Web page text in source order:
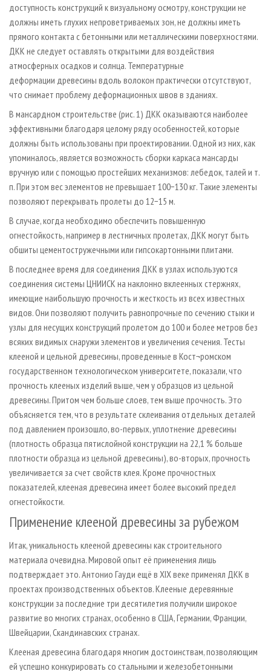
доступность конструкций к визуальному осмотру, конструкции не
должны иметь глухих непроветриваемых зон, не должны иметь
прямого контакта с бетонными или металлическими поверхностями.
ДКК не следует оставлять открытыми для воздействия
атмосферных осадков и солнца. Температурные
деформации древесины вдоль волокон практически отсутствуют,
что снимает проблему деформационных швов в зданиях.
В мансардном строительстве (рис. 1) ДКК оказываются наиболее
эффективными благодаря целому ряду особенностей, которые
должны быть использованы при проектировании. Одной из них, как
упоминалось, является возможность сборки каркаса мансарды
вручную или с помощью простейших механизмов: лебедок, талей и т.
п. При этом вес элементов не превышает 100−130 кг. Такие элементы
позволяют перекрывать пролеты до 12−15 м.
В случае, когда необходимо обеспечить повышенную
огнестойкость, например в лестничных пролетах, ДКК могут быть
обшиты цементостружечными или гипсокартонными плитами.
В последнее время для соединения ДКК в узлах используются
соединения системы ЦНИИСК на наклонно вклеенных стержнях,
имеющие наибольшую прочность и жесткость из всех известных
видов. Они позволяют получить равнопрочные по сечению стыки и
узлы для несущих конструкций пролетом до 100 и более метров без
всяких видимых снаружи элементов и увеличения сечения. Тесты
клееной и цельной древесины, проведенные в Кост¬ромском
государственном технологическом университете, показали, что
прочность клееных изделий выше, чем у образцов из цельной
древесины. Притом чем больше слоев, тем выше прочность. Это
объясняется тем, что в результате склеивания отдельных деталей
под давлением произошло, во-первых, уплотнение древесины
(плотность образца пятислойной конструкции на 22,1 % больше
плотности образца из цельной древесины), во-вторых, прочность
увеличивается за счет свойств клея. Кроме прочностных
показателей, клееная древесина имеет более высокий предел
огнестойкости.
Применение клееной древесины за рубежом
Итак, уникальность клееной древесины как строительного
материала очевидна. Мировой опыт её применения лишь
подтверждает это. Антонио Гауди ещё в XIX веке применял ДКК в
проектах производственных объектов. Клееные деревянные
конструкции за последние три десятилетия получили широкое
развитие во многих странах, особенно в США, Германии, Франции,
Швейцарии, Скандинавских странах.
Клееная древесина благодаря многим достоинствам, позволяющим
ей успешно конкурировать со стальными и железобетонными